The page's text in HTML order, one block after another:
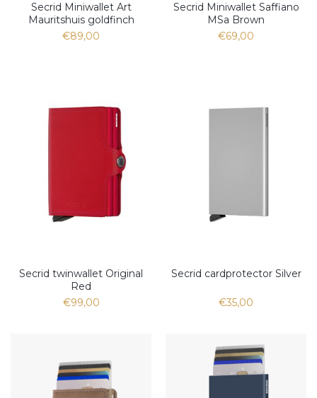
Secrid Miniwallet Art
Mauritshuis goldfinch
€89,00
Secrid Miniwallet Saffiano
MSa Brown
€69,00
Secrid twinwallet Original
Red
€99,00
Secrid cardprotector Silver
€35,00